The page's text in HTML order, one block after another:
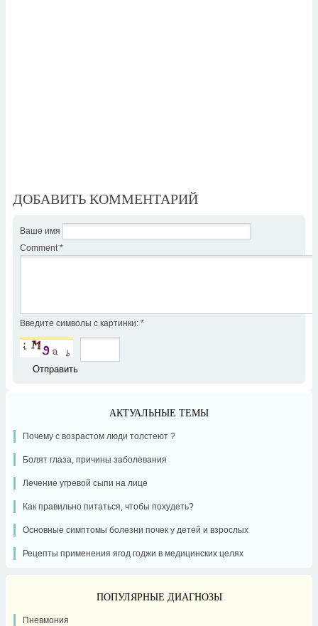
ДОБАВИТЬ КОММЕНТАРИЙ
Ваше имя
Comment *
Введите символы с картинки: *
АКТУАЛЬНЫЕ ТЕМЫ
Почему с возрастом люди толстеют ?
Болят глаза, причины заболевания
Лечение угревой сыпи на лице
Как правильно питаться, чтобы похудеть?
Основные симптомы болезни почек у детей и взрослых
Рецепты применения ягод годжи в медицинских целях
ПОПУЛЯРНЫЕ ДИАГНОЗЫ
Пневмония